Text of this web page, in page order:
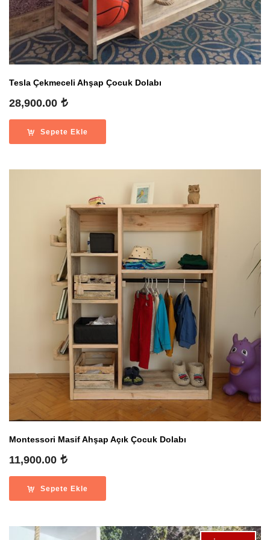
Tesla Çekmeceli Ahşap Çocuk Dolabı
28,900.00
Sepete Ekle
Montessori Masif Ahşap Açık Çocuk Dolabı
11,900.00
Sepete Ekle